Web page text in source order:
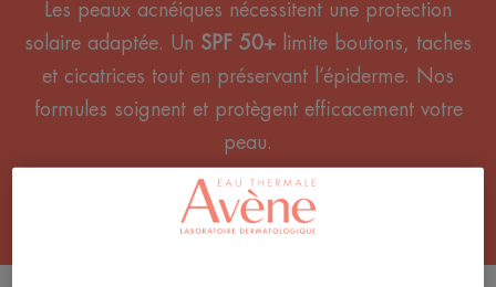
Les peaux acnéiques nécessitent une protection
solaire adaptée. Un SPF 50+ limite boutons, taches
et cicatrices tout en préservant l’épiderme. Nos
formules soignent et protègent efficacement votre
peau.